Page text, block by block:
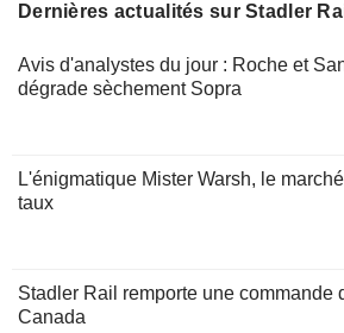
Dernières actualités sur Stadler
Avis d'analystes du jour : Roche et
dégrade sèchement Sopra
L'énigmatique Mister Warsh, le
taux
Stadler Rail remporte une commande
Canada